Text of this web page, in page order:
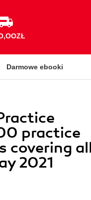
Darmowe ebooki
practice
covering all
2021